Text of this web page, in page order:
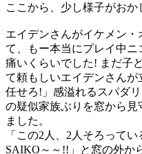
ここから、少し様子がおか
エイデンさんがイケメン
て、もー本当にプレイ中
痛いくらいでした! まだ子
て頼もしいエイデンさん
任せろ!」感溢れるスパダ
の疑似家族ぶりを窓から
ました。
「この2人、2人そろって
SAIKO～～!!」と窓の外か